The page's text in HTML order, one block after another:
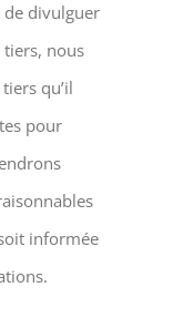
de divulguer
tiers, nous
qu’il
pour
informée